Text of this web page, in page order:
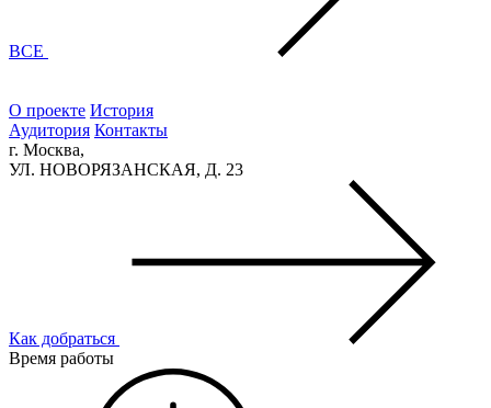
ВСЕ
О проекте История
Аудитория Контакты
г. Москва,
УЛ. НОВОРЯЗАНСКАЯ, Д. 23
Как добраться
Время работы